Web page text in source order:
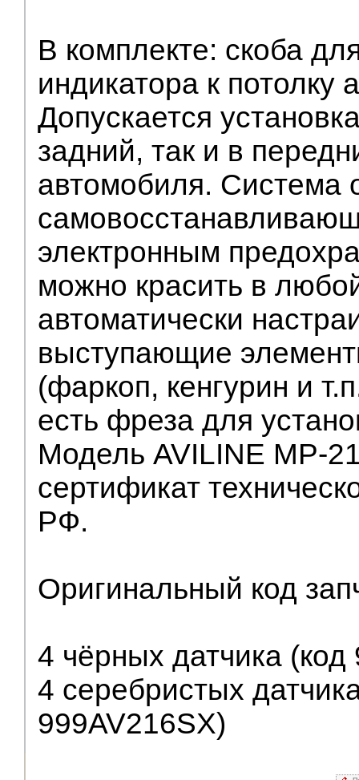
В комплекте: скоба
индикатора к потолку
Допускается
задний, так и в
автомобиля. Система
электронным
можно красить в
автоматически
выступающие
(фаркоп, кенгурин и
есть фреза для
Модель AVILINE МР-
сертификат
РФ.
Оригинальный код
4 чёрных датчика
4 серебристых
999AV216SX)